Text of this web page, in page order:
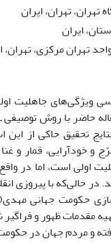
تهران، ایران
ایران
تهران مرکزی، تهران،
ویژگی‌های جاهلیت
حاضر با روش توصیفی
تحقیق حاکی از
و خودآرایی، قمار و
اولی است، اما در
در حالی‌که با
حکومت جهانی
مقدمات ظهور و
و مردم جهان در